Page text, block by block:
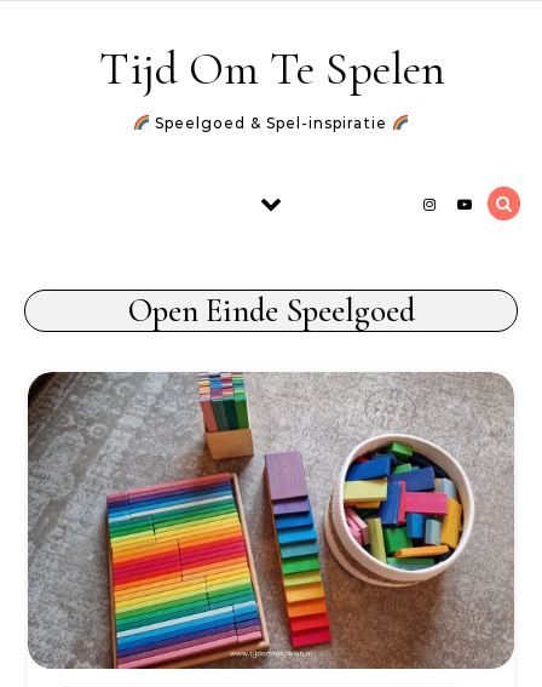
Tijd Om Te Spelen
Speelgoed & Spel-inspiratie
Open Einde Speelgoed